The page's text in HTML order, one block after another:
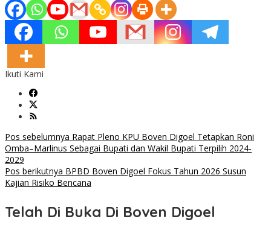
Ikuti Kami
Navigasi
pos
Pos sebelumnya Rapat Pleno KPU Boven Digoel Tetapkan Roni
Omba–Marlinus Sebagai Bupati dan Wakil Bupati Terpilih 2024-
2029
Pos berikutnya BPBD Boven Digoel Fokus Tahun 2026 Susun
Kajian Risiko Bencana
Telah Di Buka Di Boven Digoel